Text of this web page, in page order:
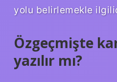
yolu belirlemekle
Özgeçmişte
yazılır mı?